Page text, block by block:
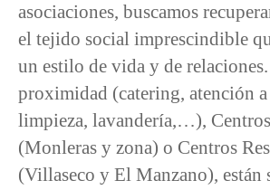
asociaciones, buscamos
el tejido social imprescindible
un estilo de vida y de
proximidad (catering, atención
limpieza, lavandería,…),
(Monleras y zona) o Centros
(Villaseco y El Manzano), están